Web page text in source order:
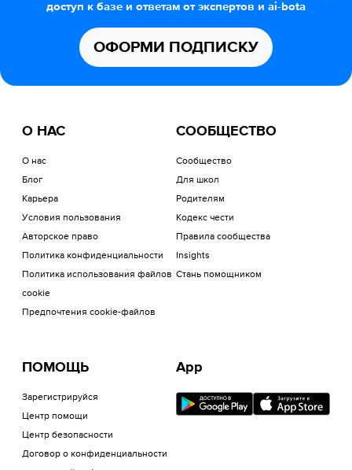
доступ к базе и ответам от экспертов и ai-bota
ОФОРМИ ПОДПИСКУ
О НАС
О нас
Блог
Карьера
Условия пользования
Авторское право
Политика конфиденциальности
Политика использования файлов
cookie
Предпочтения cookie-файлов
СООБЩЕСТВО
Сообщество
Для школ
Родителям
Кодекс чести
Правила сообщества
Insights
Стань помощником
ПОМОЩЬ
Зарегистрируйся
Центр помощи
Центр безопасности
Договор о конфиденциальности
App